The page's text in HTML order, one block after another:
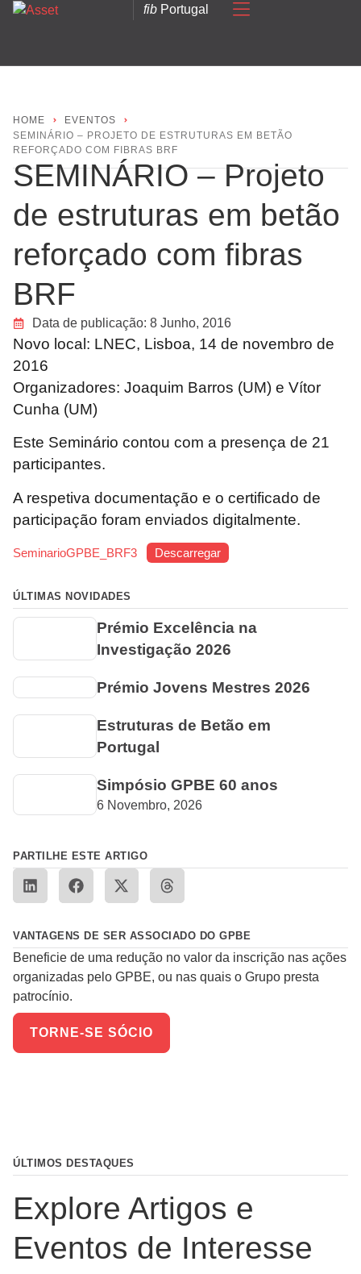
fibPortugal
HOME
EVENTOS
SEMINÁRIO – PROJETO DE ESTRUTURAS EM BETÃO
REFORÇADO COM FIBRAS BRF
SEMINÁRIO – Projeto
de estruturas em betão
reforçado com fibras
BRF
Data de publicação: 8 Junho, 2016
Novo local: LNEC, Lisboa, 14 de novembro de
2016
Organizadores: Joaquim Barros (UM) e Vítor
Cunha (UM)
Este Seminário contou com a presença de 21
participantes.
A respetiva documentação e o certificado de
participação foram enviados digitalmente.
SeminarioGPBE_BRF3 Descarregar
ÚLTIMAS NOVIDADES
Prémio Excelência na
Investigação 2026
Prémio Jovens Mestres 2026
Estruturas de Betão em
Portugal
Simpósio GPBE 60 anos
6 Novembro, 2026
PARTILHE ESTE ARTIGO
VANTAGENS DE SER ASSOCIADO DO GPBE
Beneficie de uma redução no valor da inscrição nas ações
organizadas pelo GPBE, ou nas quais o Grupo presta
patrocínio.
TORNE-SE SÓCIO
ÚLTIMOS DESTAQUES
Explore Artigos e
Eventos de Interesse